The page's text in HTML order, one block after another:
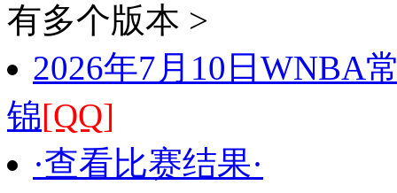
有多个版本 >
2026年7月10日WNBA
锦[QQ]
·查看比赛结果·